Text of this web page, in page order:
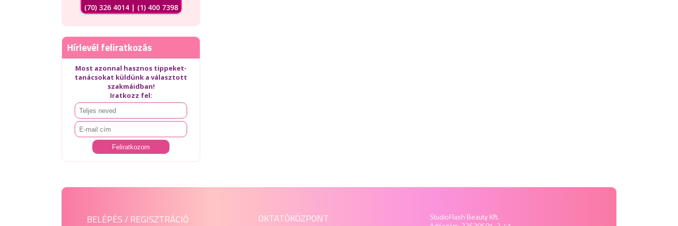
(70) 326 4014 | (1) 400 7398
Hírlevél feliratkozás
Most azonnal hasznos tippeket-
tanácsokat küldünk a választott
szakmáidban!
Iratkozz fel:
BELÉPÉS / REGISZTRÁCIÓ OKTATÓKÖZPONT
StudioFlash Beauty Kft.